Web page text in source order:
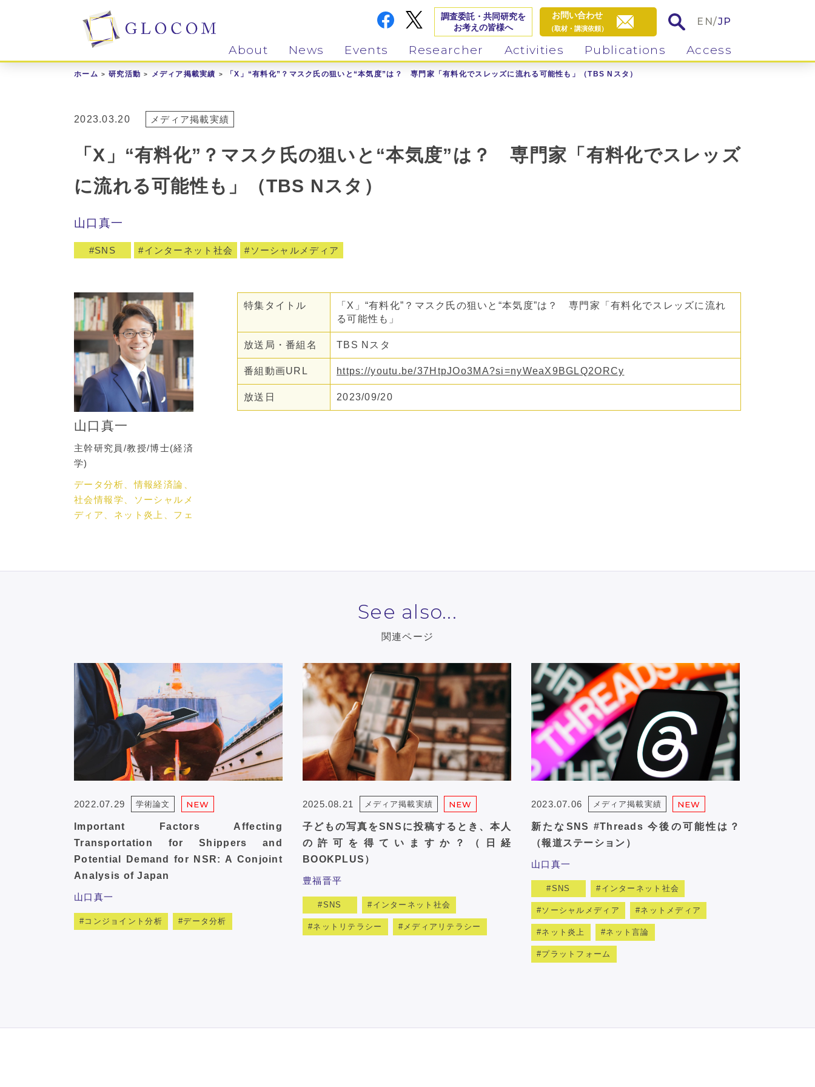
調査委託・共同研究を
お考えの皆様へ
お問い合わせ
（取材・講演依頼）
EN/JP
About News Events Researcher Activities Publications Access
ホーム 研究活動 メディア掲載実績 「X」“有料化”？マスク氏の狙いと“本気度”は？ 専門家「有料化でスレッズに流れる可能性も」（TBS Nスタ）
2023.03.20 メディア掲載実績
「X」“有料化”？マスク氏の狙いと“本気度”は？ 専門家「有料化でスレッズ
に流れる可能性も」（TBS Nスタ）
山口真一
SNS インターネット社会 ソーシャルメディア
特集タイトル
「X」“有料化”？マスク氏の狙いと“本気度”は？ 専門家「有料化でスレッズに流れ
る可能性も」
放送局・番組名 TBS Nスタ
番組動画URL https://youtu.be/37HtpJOo3MA?si=nyWeaX9BGLQ2ORCy
放送日 2023/09/20
山口真一
主幹研究員/教授/博士(経済
学)
データ分析、情報経済論、
社会情報学、ソーシャルメ
ディア、ネット炎上、フェ
See also...
関連ページ
2022.07.29 学術論文 NEW
Important Factors Affecting
Transportation for Shippers and
Potential Demand for NSR: A Conjoint
Analysis of Japan
山口真一
コンジョイント分析 データ分析
2025.08.21 メディア掲載実績 NEW
子どもの写真をSNSに投稿するとき、本人
の許可を得ていますか？（日経
BOOKPLUS）
豊福晋平
SNS インターネット社会
ネットリテラシー メディアリテラシー
2023.07.06 メディア掲載実績 NEW
新たなSNS #Threads 今後の可能性は？
（報道ステーション）
山口真一
SNS インターネット社会
ソーシャルメディア ネットメディア
ネット炎上 ネット言論
プラットフォーム